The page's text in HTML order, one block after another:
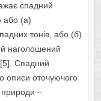
спадний
або (а)
тонів, або (б)
наголошений
Спадний
описи оточуючого
природи –